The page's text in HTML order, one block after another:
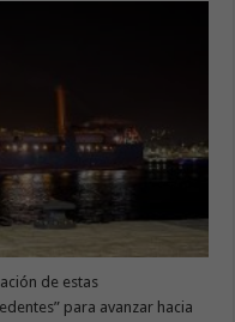
de estas
para avanzar hacia